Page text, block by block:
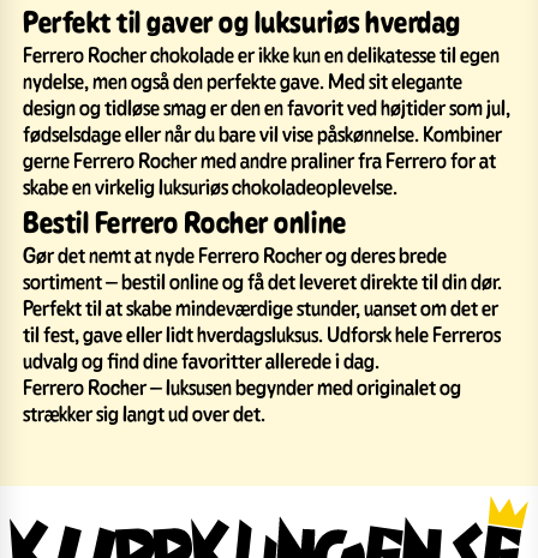
Perfekt til gaver og luksuriøs hverdag
Ferrero Rocher chokolade er ikke kun en delikatesse til egen
nydelse, men også den perfekte gave. Med sit elegante
design og tidløse smag er den en favorit ved højtider som jul,
fødselsdage eller når du bare vil vise påskønnelse. Kombiner
gerne Ferrero Rocher med andre praliner fra Ferrero for at
skabe en virkelig luksuriøs chokoladeoplevelse.
Bestil Ferrero Rocher online
Gør det nemt at nyde Ferrero Rocher og deres brede
sortiment – bestil online og få det leveret direkte til din dør.
Perfekt til at skabe mindeværdige stunder, uanset om det er
til fest, gave eller lidt hverdagsluksus. Udforsk hele Ferreros
udvalg og find dine favoritter allerede i dag.
Ferrero Rocher – luksusen begynder med originalet og
strækker sig langt ud over det.